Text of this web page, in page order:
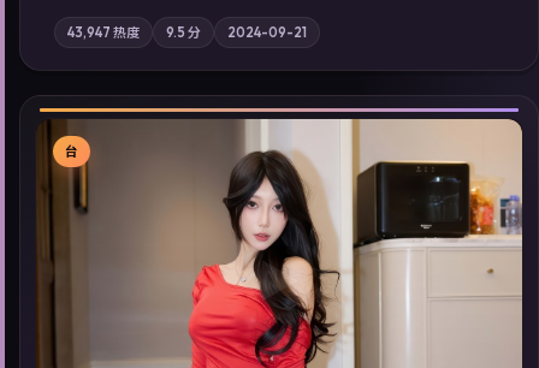
亲情与职责必须在倒计时结束前做出抉择；摄影与配乐强化地域
气质；站内亦可通过「国产免费观看高清电视剧在线看」延展检
索同类型高分佳作，畅享高清在线追剧体验。
43,947 热度 9.5 分 2024-09-21
▶
台